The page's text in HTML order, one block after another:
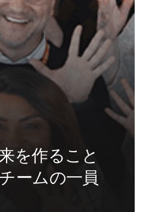
を作ること
ームの一員